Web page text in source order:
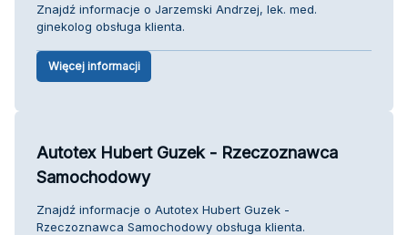
Znajdź informacje o Jarzemski Andrzej, lek. med.
ginekolog obsługa klienta.
Więcej informacji
Autotex Hubert Guzek - Rzeczoznawca
Samochodowy
Znajdź informacje o Autotex Hubert Guzek -
Rzeczoznawca Samochodowy obsługa klienta.